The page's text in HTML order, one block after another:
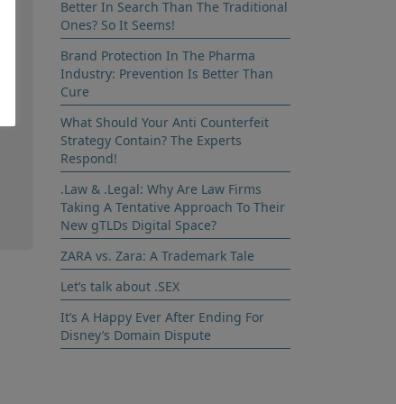
Better In Search Than The Traditional
Ones? So It Seems!
Brand Protection In The Pharma
Industry: Prevention Is Better Than
Cure
What Should Your Anti Counterfeit
Strategy Contain? The Experts
Respond!
.Law & .Legal: Why Are Law Firms
Taking A Tentative Approach To Their
New gTLDs Digital Space?
ZARA vs. Zara: A Trademark Tale
Let’s talk about .SEX
It’s A Happy Ever After Ending For
Disney’s Domain Dispute